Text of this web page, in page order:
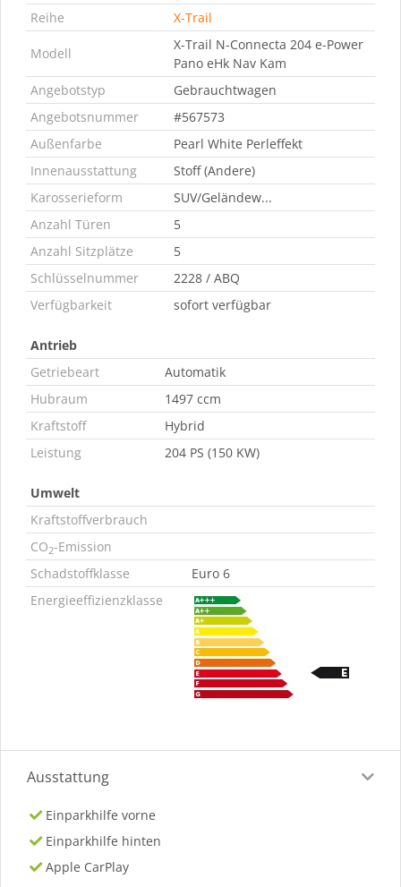
Reihe
X-Trail
Modell
X-Trail N-Connecta 204 e-Power
Pano eHk Nav Kam
Angebotstyp
Gebrauchtwagen
Angebotsnummer
#567573
Außenfarbe
Pearl White Perleffekt
Innenausstattung
Stoff (Andere)
Karosserieform
SUV/Geländew...
Anzahl Türen
5
Anzahl Sitzplätze
5
Schlüsselnummer
2228 / ABQ
Verfügbarkeit
sofort verfügbar
Antrieb
Getriebeart
Automatik
Hubraum
1497 ccm
Kraftstoff
Hybrid
Leistung
204 PS (150 KW)
Umwelt
Kraftstoffverbrauch
CO2-Emission
Schadstoffklasse
Euro 6
Energieeffizienzklasse
Ausstattung
Einparkhilfe vorne
Einparkhilfe hinten
Apple CarPlay